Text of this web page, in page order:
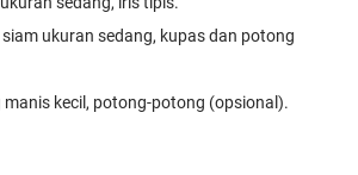
ukuran sedang, kupas dan potong
manis kecil, potong-potong (opsional).